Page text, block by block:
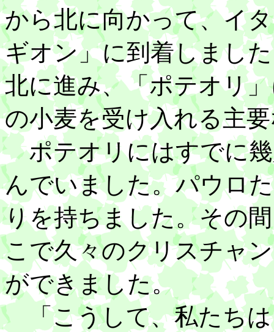
から北に向かって、イ
ギオン」に到着しまし
北に進み、「ポテオリ
の小麦を受け入れる主
ポテオリにはすでに幾
んでいました。パウロ
りを持ちました。その
こで久々のクリスチャ
ができました。
「こうして、私たちは